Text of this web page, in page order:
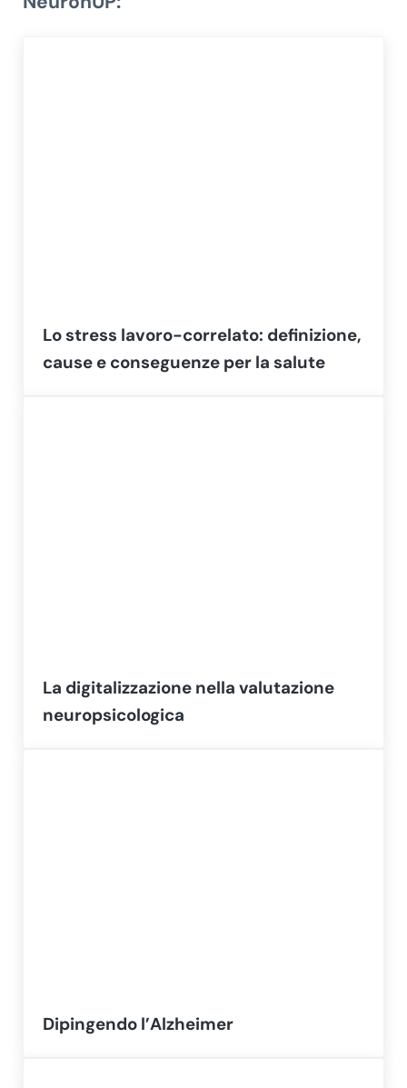
Lo stress lavoro-correlato: definizione,
cause e conseguenze per la salute
La digitalizzazione nella valutazione
neuropsicologica
Dipingendo l’Alzheimer